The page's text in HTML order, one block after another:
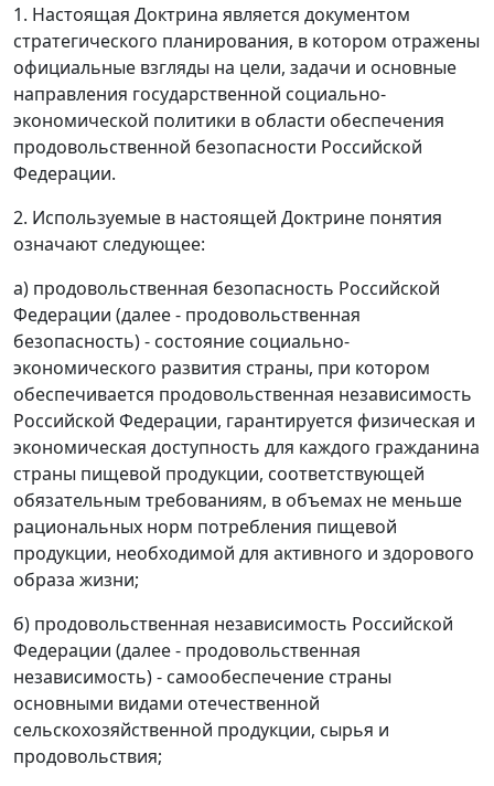
1. Настоящая Доктрина является документом
стратегического планирования, в котором отражены
официальные взгляды на цели, задачи и основные
направления государственной социально-
экономической политики в области обеспечения
продовольственной безопасности Российской
Федерации.
2. Используемые в настоящей Доктрине понятия
означают следующее:
а) продовольственная безопасность Российской
Федерации (далее - продовольственная
безопасность) - состояние социально-
экономического развития страны, при котором
обеспечивается продовольственная независимость
Российской Федерации, гарантируется физическая и
экономическая доступность для каждого гражданина
страны пищевой продукции, соответствующей
обязательным требованиям, в объемах не меньше
рациональных норм потребления пищевой
продукции, необходимой для активного и здорового
образа жизни;
б) продовольственная независимость Российской
Федерации (далее - продовольственная
независимость) - самообеспечение страны
основными видами отечественной
сельскохозяйственной продукции, сырья и
продовольствия;